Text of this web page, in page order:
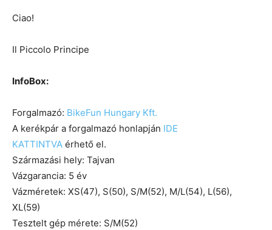
Ciao!
Il Piccolo Principe
InfoBox:
Forgalmazó: BikeFun Hungary Kft.
A kerékpár a forgalmazó honlapján IDE
KATTINTVA érhető el.
Származási hely: Tajvan
Vázgarancia: 5 év
Vázméretek: XS(47), S(50), S/M(52), M/L(54), L(56),
XL(59)
Tesztelt gép mérete: S/M(52)